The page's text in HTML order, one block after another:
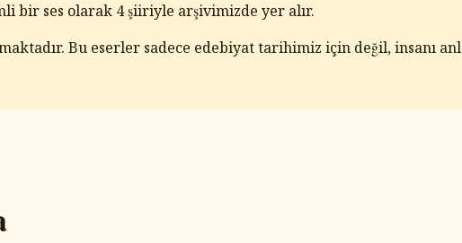
bir ses olarak 4 şiiriyle arşivimizde yer alır.
Bu eserler sadece edebiyat tarihimiz için değil, insanı